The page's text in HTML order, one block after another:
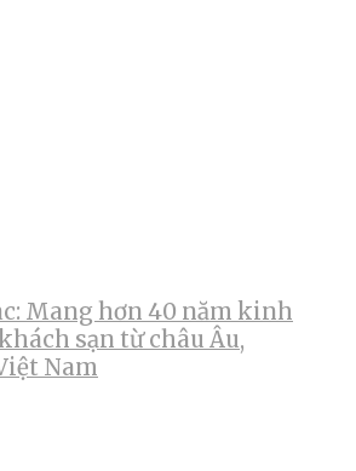
Mang hơn 40 năm kinh
sạn từ châu Âu,
Nam